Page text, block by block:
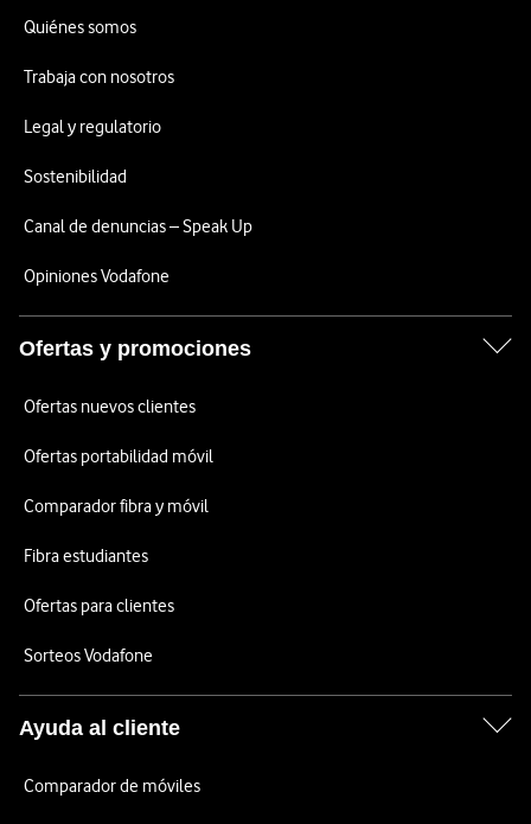
Quiénes somos
Trabaja con nosotros
Legal y regulatorio
Sostenibilidad
Canal de denuncias – Speak Up
Opiniones Vodafone
Ofertas y promociones
Ofertas nuevos clientes
Ofertas portabilidad móvil
Comparador fibra y móvil
Fibra estudiantes
Ofertas para clientes
Sorteos Vodafone
Ayuda al cliente
Comparador de móviles